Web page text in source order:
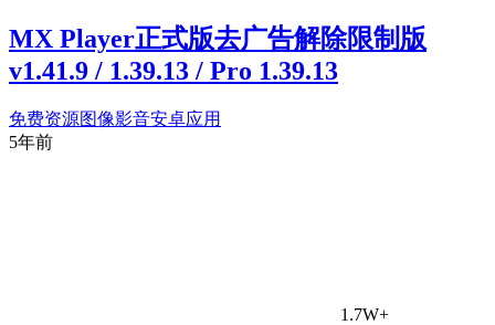
MX Player正式版去广告解除限制版
v1.41.9 / 1.39.13 / Pro 1.39.13
免费资源图像影音安卓应用
5年前
1.7W+